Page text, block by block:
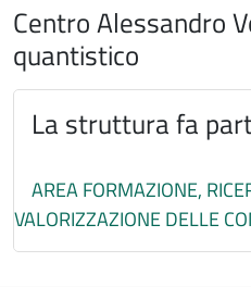
Centro Alessandro
quantistico
La struttura fa
AREA FORMAZIONE,
VALORIZZAZIONE DELLE